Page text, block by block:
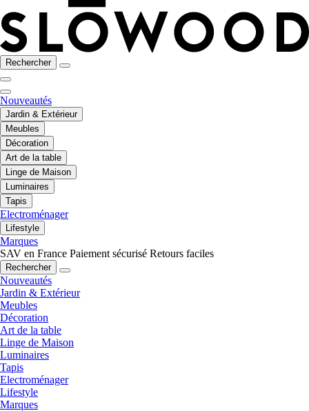
Rechercher
Nouveautés
Jardin & Extérieur
Meubles
Décoration
Art de la table
Linge de Maison
Luminaires
Tapis
Electroménager
Lifestyle
Marques
SAV en France Paiement sécurisé Retours faciles
Rechercher
Nouveautés
Jardin & Extérieur
Meubles
Décoration
Art de la table
Linge de Maison
Luminaires
Tapis
Electroménager
Lifestyle
Marques